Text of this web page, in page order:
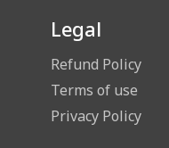
Legal
Refund Policy
Terms of use
Privacy Policy